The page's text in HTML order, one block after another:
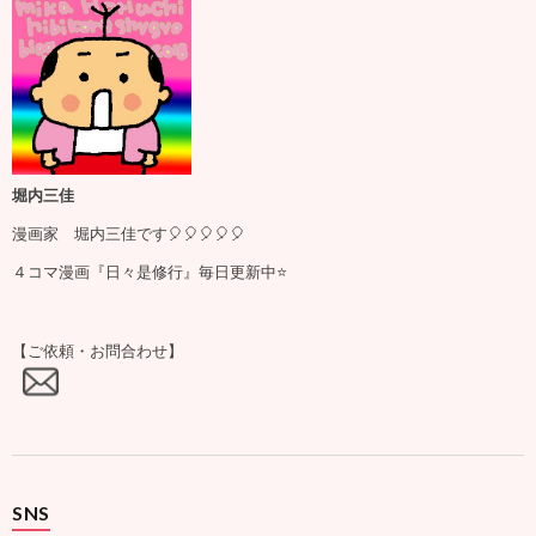
堀内三佳
漫画家 堀内三佳です🎈🎈🎈🎈🎈
４コマ漫画『日々是修行』毎日更新中⭐️
【ご依頼・お問合わせ】
SNS